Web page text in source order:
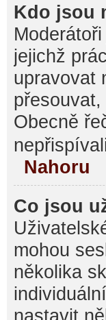
Kdo jsou
jejichž
upravovat
Obecně
Nahoru
Co jsou
mohou
několika
nastavit